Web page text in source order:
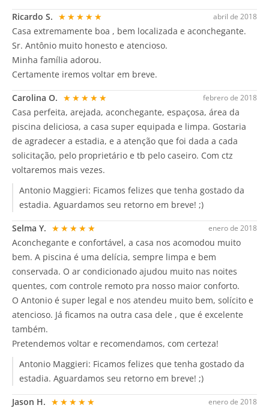
abril de 2018
Ricardo S. ★★★★★
Casa extremamente boa , bem localizada e aconchegante.
Sr. Antônio muito honesto e atencioso.
Minha família adorou.
Certamente iremos voltar em breve.
febrero de 2018
Carolina O. ★★★★★
Casa perfeita, arejada, aconchegante, espaçosa, área da
piscina deliciosa, a casa super equipada e limpa. Gostaria
de agradecer a estadia, e a atenção que foi dada a cada
solicitação, pelo proprietário e tb pelo caseiro. Com ctz
voltaremos mais vezes.
Antonio Maggieri: Ficamos felizes que tenha gostado da
estadia. Aguardamos seu retorno em breve! ;)
enero de 2018
Selma Y. ★★★★★
Aconchegante e confortável, a casa nos acomodou muito
bem. A piscina é uma delícia, sempre limpa e bem
conservada. O ar condicionado ajudou muito nas noites
quentes, com controle remoto pra nosso maior conforto.
O Antonio é super legal e nos atendeu muito bem, solícito e
atencioso. Já ficamos na outra casa dele , que é excelente
também.
Pretendemos voltar e recomendamos, com certeza!
Antonio Maggieri: Ficamos felizes que tenha gostado da
estadia. Aguardamos seu retorno em breve! ;)
enero de 2018
Jason H. ★★★★★